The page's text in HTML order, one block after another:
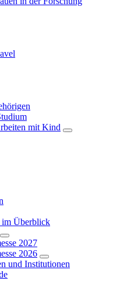
mit Kind
im Überblick
2027
2026
und Institutionen